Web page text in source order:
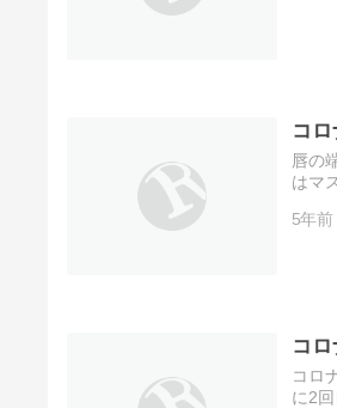
コ
唇の
はマ
5年前
コ
コロ
に2